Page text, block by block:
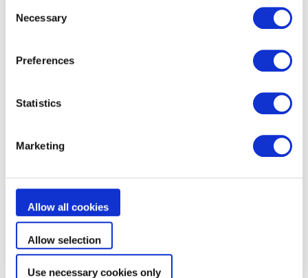
Selection
Necessary
Preferences
Statistics
Marketing
Allow all cookies
Allow selection
Use necessary cookies only
Automatisch
waterbalansbeheer (pH-regeling) en